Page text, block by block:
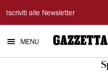
Gazzetta
di
Modena
Iscriviti alle Newsletter
MENU